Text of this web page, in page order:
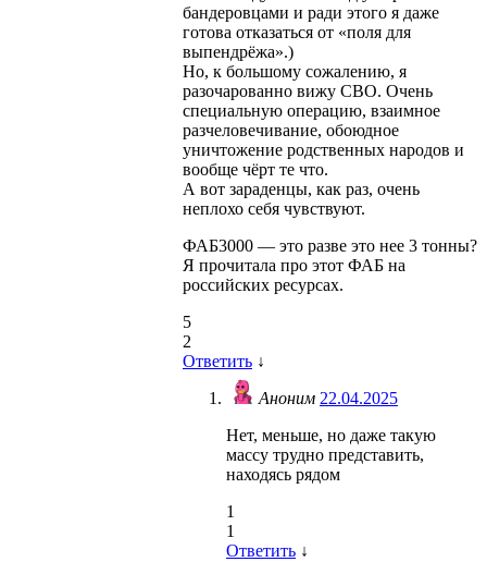
бандеровцами и ради этого я даже
готова отказаться от «поля для
выпендрёжа».)
Но, к большому сожалению, я
разочарованно вижу СВО. Очень
специальную операцию, взаимное
разчеловечивание, обоюдное
уничтожение родственных народов и
вообще чёрт те что.
А вот зараденцы, как раз, очень
неплохо себя чувствуют.
ФАБ3000 — это разве это нее 3 тонны?
Я прочитала про этот ФАБ на
российских ресурсах.
5
2
Ответить ↓
Аноним 22.04.2025
Нет, меньше, но даже такую
массу трудно представить,
находясь рядом
1
1
Ответить ↓